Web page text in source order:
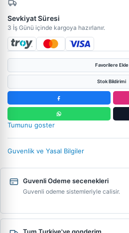
Sevkiyat Süresi
3 İş Günü içinde kargoya hazırlanır.
Favorilere Ekle
Stok Bildirimi
Tumunu goster
Guvenlik ve Yasal Bilgiler
Guvenli Odeme secenekleri
Guvenli odeme sistemleriyle calisir.